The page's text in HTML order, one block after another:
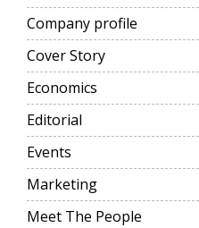
Company profile
Cover Story
Economics
Editorial
Events
Marketing
Meet The People